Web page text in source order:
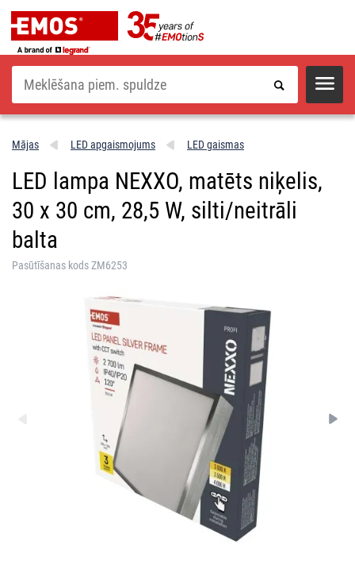
Meklēšana
Mājas LED apgaismojums LED gaismas
LED lampa NEXXO, matēts niķelis,
30 x 30 cm, 28,5 W, silti/neitrāli
balta
Pasūtīšanas kods ZM6253